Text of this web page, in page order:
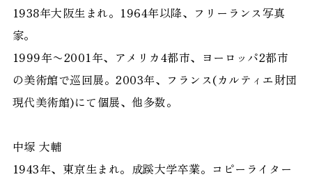
1938年大阪生まれ。1964年以降、フリーランス写真
家。
1999年〜2001年、アメリカ4都市、ヨーロッパ2都市
の美術館で巡回展。2003年、フランス(カルティエ財団
現代美術館)にて個展、他多数。
中塚 大輔
1943年、東京生まれ。成蹊大学卒業。コピーライター